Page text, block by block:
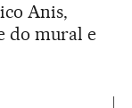
Anis,
do mural e